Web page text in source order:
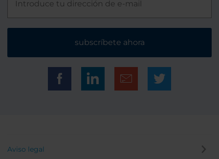
subscríbete ahora
Aviso legal